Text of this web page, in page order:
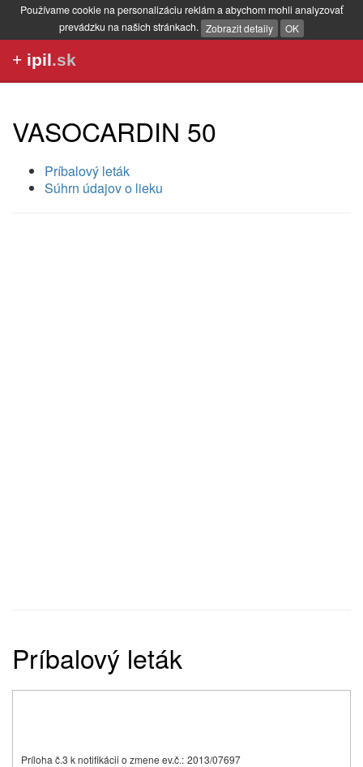
Používame cookie na personalizáciu reklám a abychom mohli analyzovať
prevádzku na našich stránkach. Zobrazit detaily OK
+ ipil.sk
VASOCARDIN 50
Príbalový leták
Súhrn údajov o lieku
Príbalový leták
Príloha č.3 k notifikácii o zmene ev.č.: 2013/07697